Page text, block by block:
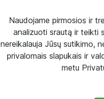
Naudojame pirmosios ir
analizuoti srautą ir teikti
nereikalauja Jūsų sutikimo,
privalomais slapukais ir
metu